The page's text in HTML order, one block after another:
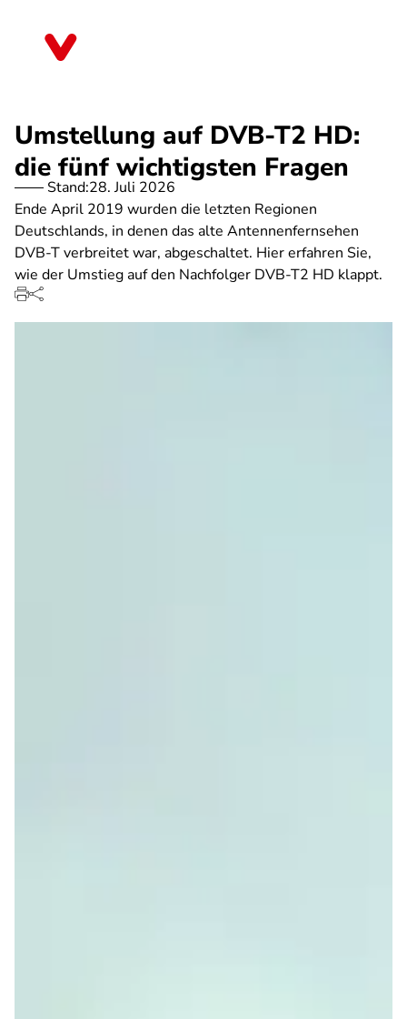
Umstellung auf DVB-T2 HD:
die fünf wichtigsten Fragen
Stand:28. Juli 2026
Ende April 2019 wurden die letzten Regionen
Deutschlands, in denen das alte Antennenfernsehen
DVB-T verbreitet war, abgeschaltet. Hier erfahren Sie,
wie der Umstieg auf den Nachfolger DVB-T2 HD klappt.